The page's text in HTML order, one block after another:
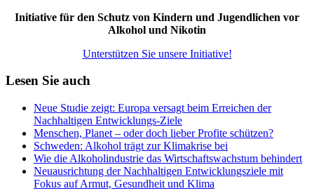
Initiative für den Schutz von Kindern und Jugendlichen vor
Alkohol und Nikotin
Unterstützen Sie unsere Initiative!
Lesen Sie auch
Neue Studie zeigt: Europa versagt beim Erreichen der
Nachhaltigen Entwicklungs-Ziele
Menschen, Planet ‒ oder doch lieber Profite schützen?
Schweden: Alkohol trägt zur Klimakrise bei
Wie die Alkoholindustrie das Wirtschaftswachstum behindert
Neuausrichtung der Nachhaltigen Entwicklungsziele mit
Fokus auf Armut, Gesundheit und Klima